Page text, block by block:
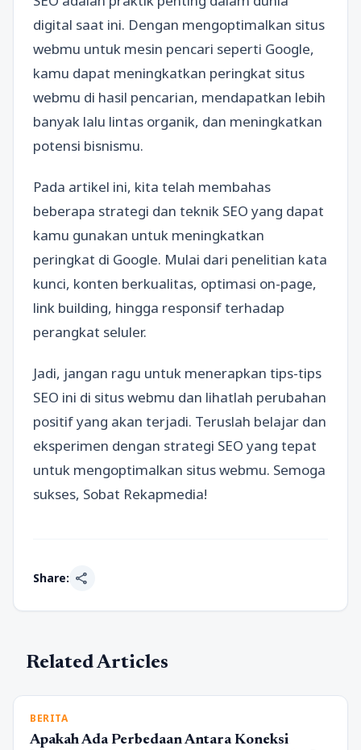
digital saat ini. Dengan mengoptimalkan situs
webmu untuk mesin pencari seperti Google,
kamu dapat meningkatkan peringkat situs
webmu di hasil pencarian, mendapatkan lebih
banyak lalu lintas organik, dan meningkatkan
potensi bisnismu.
Pada artikel ini, kita telah membahas
beberapa strategi dan teknik SEO yang dapat
kamu gunakan untuk meningkatkan
peringkat di Google. Mulai dari penelitian kata
kunci, konten berkualitas, optimasi on-page,
link building, hingga responsif terhadap
perangkat seluler.
Jadi, jangan ragu untuk menerapkan tips-tips
SEO ini di situs webmu dan lihatlah perubahan
positif yang akan terjadi. Teruslah belajar dan
eksperimen dengan strategi SEO yang tepat
untuk mengoptimalkan situs webmu. Semoga
sukses, Sobat Rekapmedia!
Share: share
Related Articles
BERITA
Apakah Ada Perbedaan Antara Koneksi